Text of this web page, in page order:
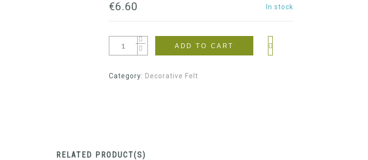
€6.60 In stock
ADD TO CART
Category: Decorative Felt
RELATED PRODUCT(S)